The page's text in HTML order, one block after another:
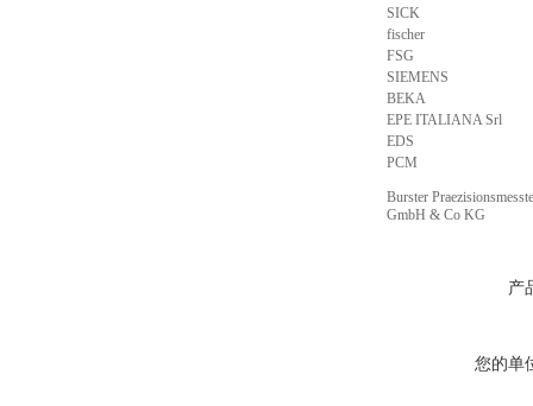
SICK
fischer
FSG
SIEMENS
BEKA
EPE ITALIANA Srl
EDS
PCM
Burster
GmbH & Co KG
产
您的单